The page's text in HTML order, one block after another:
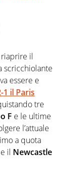
riaprire il
scricchiolante
essere e
il Paris
tre
F e le ultime
l’attuale
a quota
il Newcastle